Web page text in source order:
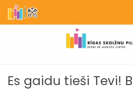
Skip to content
Es gaidu tieši Tevi!